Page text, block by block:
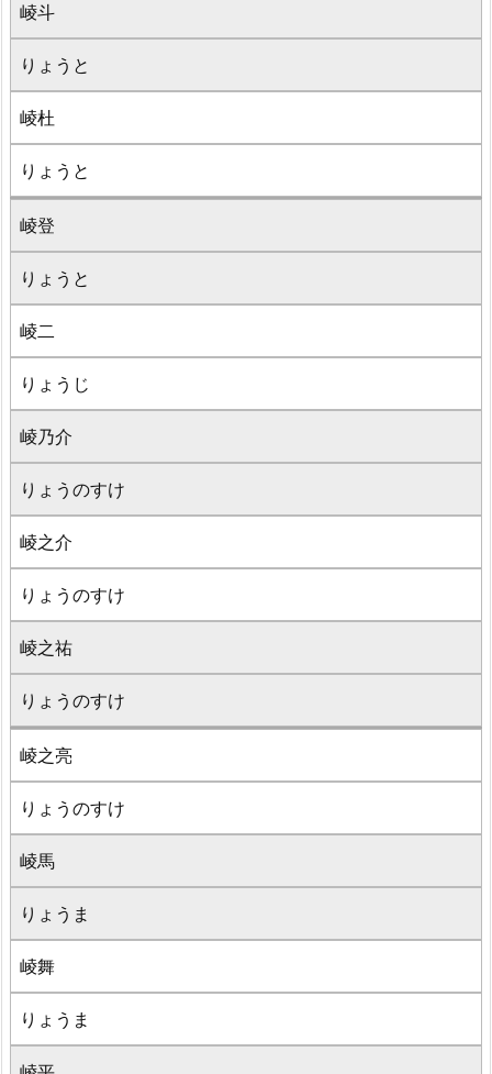
崚斗
りょうと
崚杜
りょうと
崚登
りょうと
崚二
りょうじ
崚乃介
りょうのすけ
崚之介
りょうのすけ
崚之祐
りょうのすけ
崚之亮
りょうのすけ
崚馬
りょうま
崚舞
りょうま